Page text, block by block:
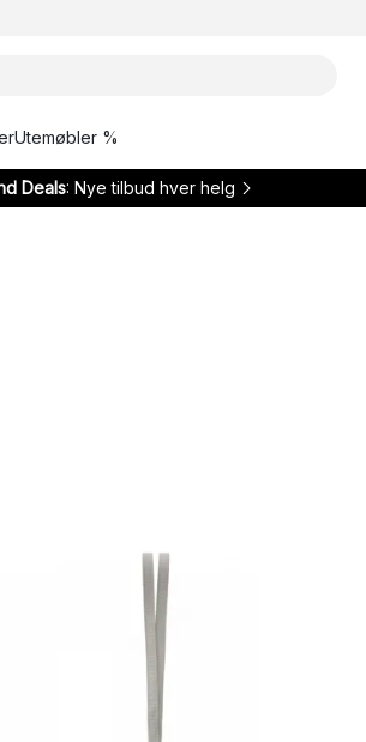
Utemøbler %
Deals: Nye tilbud hver helg